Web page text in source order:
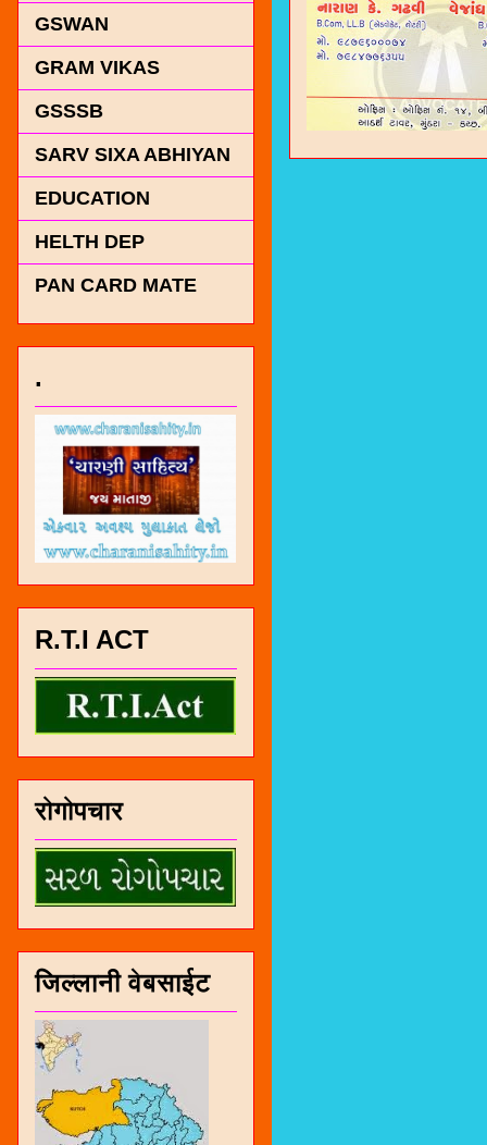
GSWAN
GRAM VIKAS
GSSSB
SARV SIXA ABHIYAN
EDUCATION
HELTH DEP
PAN CARD MATE
.
R.T.I ACT
रोगोपचार
जिल्लानी वेबसाईट